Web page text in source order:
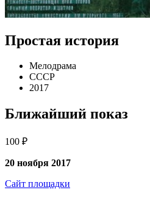
Простая история
Мелодрама
СССР
2017
Ближайший показ
100 ₽
20 ноября 2017
Сайт площадки